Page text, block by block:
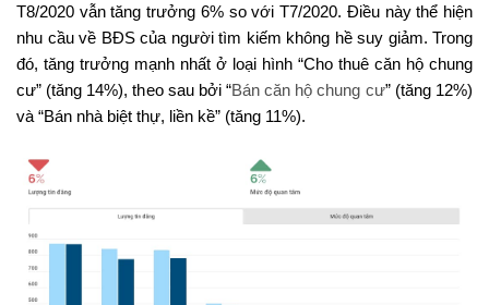
T8/2020 vẫn tăng trưởng 6% so với T7/2020. Điều này thể hiện
nhu cầu về BĐS của người tìm kiếm không hề suy giảm. Trong
đó, tăng trưởng mạnh nhất ở loại hình “Cho thuê căn hộ chung
cư” (tăng 14%), theo sau bởi “Bán căn hộ chung cư” (tăng 12%)
và “Bán nhà biệt thự, liền kề” (tăng 11%).